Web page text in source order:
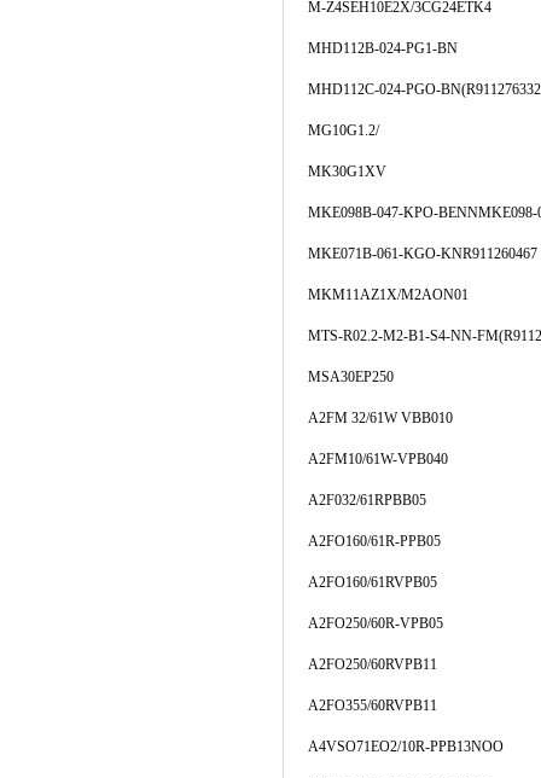
M-Z4SEH10E2X/3CG24ETK4
MHD112B-024-PG1-BN
MHD112C-024-PGO-
MG10G1.2/
MK30G1XV
MKE098B-047-KPO-BENNMKE098-
MKE071B-061-KGO-KNR911260467
MKM11AZ1X/M2AON01
MTS-R02.2-M2-B1-S4-NN-
MSA30EP250
A2FM 32/61W VBB010
A2FM10/61W-VPB040
A2F032/61RPBB05
A2FO160/61R-PPB05
A2FO160/61RVPB05
A2FO250/60R-VPB05
A2FO250/60RVPB11
A2FO355/60RVPB11
A4VSO71EO2/10R-PPB13NOO